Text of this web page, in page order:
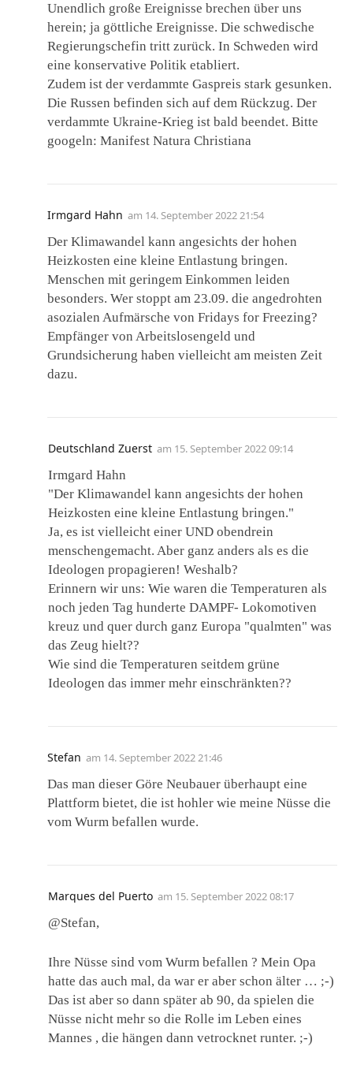
Unendlich große Ereignisse brechen über uns
herein; ja göttliche Ereignisse. Die schwedische
Regierungschefin tritt zurück. In Schweden wird
eine konservative Politik etabliert.
Zudem ist der verdammte Gaspreis stark gesunken.
Die Russen befinden sich auf dem Rückzug. Der
verdammte Ukraine-Krieg ist bald beendet. Bitte
googeln: Manifest Natura Christiana
Irmgard Hahn am 14. September 2022 21:54
Der Klimawandel kann angesichts der hohen
Heizkosten eine kleine Entlastung bringen.
Menschen mit geringem Einkommen leiden
besonders. Wer stoppt am 23.09. die angedrohten
asozialen Aufmärsche von Fridays for Freezing?
Empfänger von Arbeitslosengeld und
Grundsicherung haben vielleicht am meisten Zeit
dazu.
Deutschland Zuerst am 15. September 2022 09:14
Irmgard Hahn
"Der Klimawandel kann angesichts der hohen
Heizkosten eine kleine Entlastung bringen."
Ja, es ist vielleicht einer UND obendrein
menschengemacht. Aber ganz anders als es die
Ideologen propagieren! Weshalb?
Erinnern wir uns: Wie waren die Temperaturen als
noch jeden Tag hunderte DAMPF- Lokomotiven
kreuz und quer durch ganz Europa "qualmten" was
das Zeug hielt??
Wie sind die Temperaturen seitdem grüne
Ideologen das immer mehr einschränkten??
Stefan am 14. September 2022 21:46
Das man dieser Göre Neubauer überhaupt eine
Plattform bietet, die ist hohler wie meine Nüsse die
vom Wurm befallen wurde.
Marques del Puerto am 15. September 2022 08:17
@Stefan,
Ihre Nüsse sind vom Wurm befallen ? Mein Opa
hatte das auch mal, da war er aber schon älter … ;-)
Das ist aber so dann später ab 90, da spielen die
Nüsse nicht mehr so die Rolle im Leben eines
Mannes , die hängen dann vetrocknet runter. ;-)